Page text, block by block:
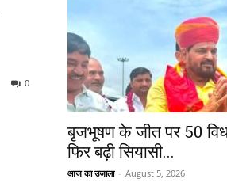
0
बृजभूषण के जीत पर 50
फिर बढ़ी सियासी...
आज का उजाला - August 5, 2026